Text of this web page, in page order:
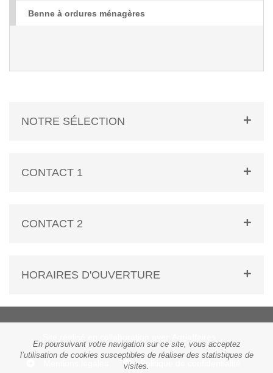
En poursuivant votre navigation sur ce site, vous acceptez
l’utilisation de cookies susceptibles de réaliser des statistiques de
visites.
Benne à ordures ménagères
NOTRE SÉLECTION
CONTACT 1
CONTACT 2
HORAIRES D'OUVERTURE
Politique de confidentialité